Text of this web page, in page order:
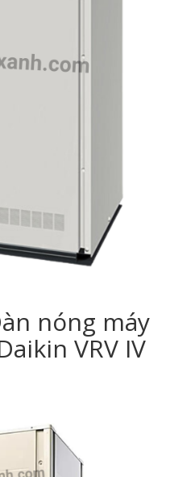
nóng máy
VRV IV